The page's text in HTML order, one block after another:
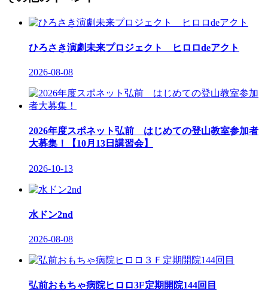
ひろさき演劇未来プロジェクト ヒロロdeアクト
2026-08-08
2026年度スポネット弘前 はじめての登山教室参加者
大募集！【10月13日講習会】
2026-10-13
水ドン2nd
2026-08-08
弘前おもちゃ病院ヒロロ3F定期開院144回目